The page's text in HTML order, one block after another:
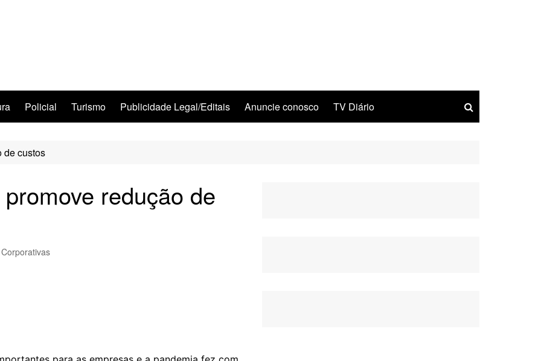
Policial Turismo Publicidade Legal/Editais Anuncie conosco TV Diário
de custos
redução de